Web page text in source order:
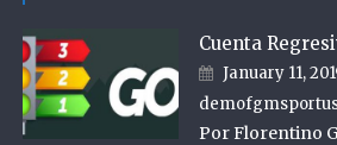
Cuenta
Posted on
January 11,
Por Florentino